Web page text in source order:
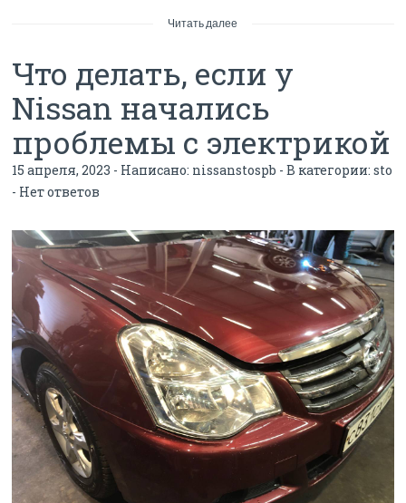
Читать далее
Что делать, если у
Nissan начались
проблемы с электрикой
15 апреля, 2023 - Написано: nissanstospb - В категории:sto
- Нет ответов